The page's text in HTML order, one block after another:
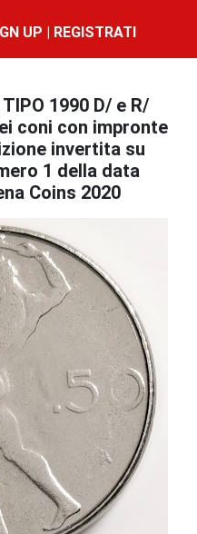
UP | REGISTRATI
TIPO 1990 D/ e R/
coni con impronte
invertita su
1 della data
Coins 2020